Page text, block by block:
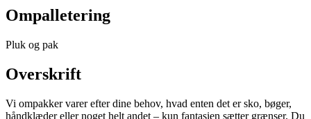
Ompalletering
Pluk og pak
Overskrift
Vi ompakker varer efter dine behov, hvad enten det er sko, bøger,
håndklæder eller noget helt andet – kun fantasien sætter grænser. Du